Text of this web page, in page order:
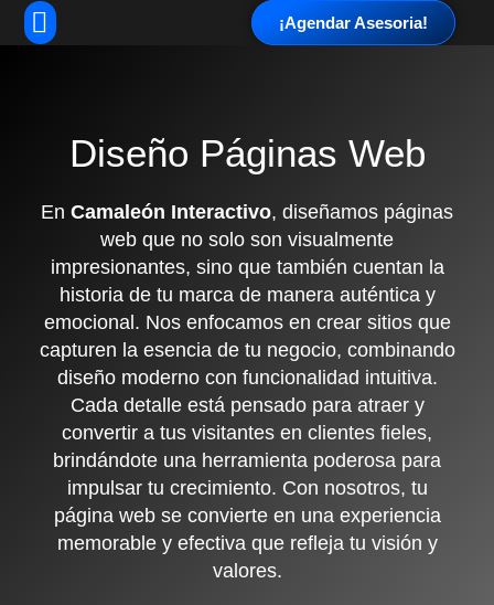
¡Agendar Asesoria!
Diseño Páginas Web
En Camaleón Interactivo, diseñamos páginas
web que no solo son visualmente
impresionantes, sino que también cuentan la
historia de tu marca de manera auténtica y
emocional. Nos enfocamos en crear sitios que
capturen la esencia de tu negocio, combinando
diseño moderno con funcionalidad intuitiva.
Cada detalle está pensado para atraer y
convertir a tus visitantes en clientes fieles,
brindándote una herramienta poderosa para
impulsar tu crecimiento. Con nosotros, tu
página web se convierte en una experiencia
memorable y efectiva que refleja tu visión y
valores.